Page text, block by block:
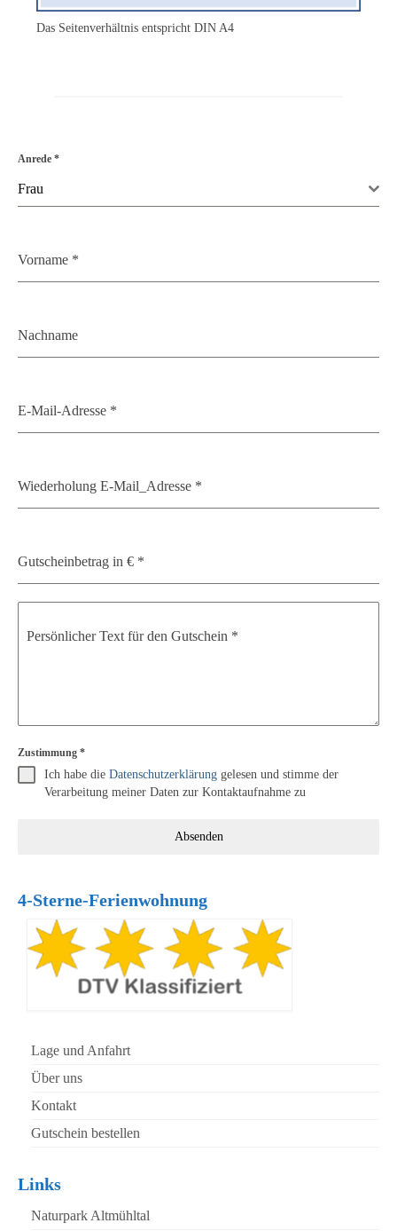
Das Seitenverhältnis entspricht DIN A4
Anrede *
Frau
Vorname *
Nachname
E-Mail-Adresse *
Wiederholung E-Mail_Adresse *
Gutscheinbetrag in € *
Persönlicher Text für den Gutschein *
Zustimmung *
Ich habe die Datenschutzerklärung gelesen und stimme der
Verarbeitung meiner Daten zur Kontaktaufnahme zu
Absenden
4-Sterne-Ferienwohnung
Lage und Anfahrt
Über uns
Kontakt
Gutschein bestellen
Links
Naturpark Altmühltal